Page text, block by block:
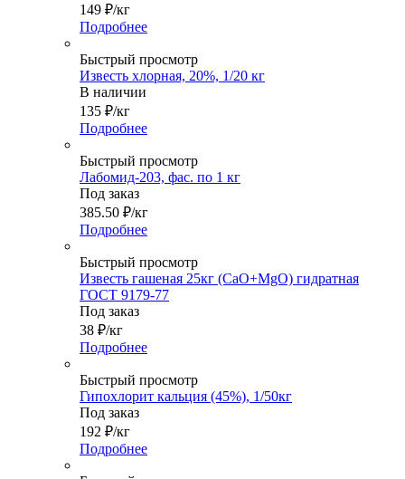
149 ₽/кг
Подробнее
Быстрый просмотр
Известь хлорная, 20%, 1/20 кг
В наличии
135 ₽/кг
Подробнее
Быстрый просмотр
Лабомид-203, фас. по 1 кг
Под заказ
385.50 ₽/кг
Подробнее
Быстрый просмотр
Известь гашеная 25кг (CaO+MgO) гидратная
ГОСТ 9179-77
Под заказ
38 ₽/кг
Подробнее
Быстрый просмотр
Гипохлорит кальция (45%), 1/50кг
Под заказ
192 ₽/кг
Подробнее